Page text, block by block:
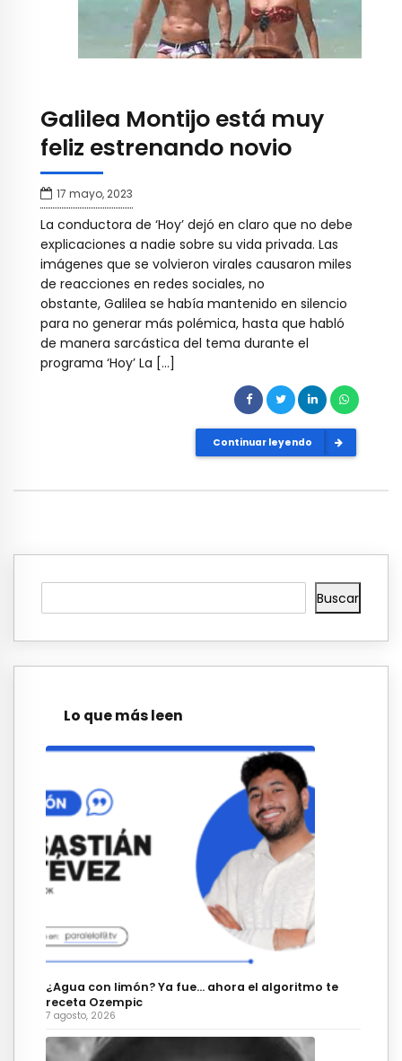
Galilea Montijo está muy
feliz estrenando novio
17 mayo, 2023
La conductora de ‘Hoy’ dejó en claro que no debe
explicaciones a nadie sobre su vida privada. Las
imágenes que se volvieron virales causaron miles
de reacciones en redes sociales, no
obstante, Galilea se había mantenido en silencio
para no generar más polémica, hasta que habló
de manera sarcástica del tema durante el
programa ‘Hoy’ La […]
Continuar leyendo
Buscar
Lo que más leen
¿Agua con limón? Ya fue… ahora el algoritmo te
receta Ozempic
7 agosto, 2026